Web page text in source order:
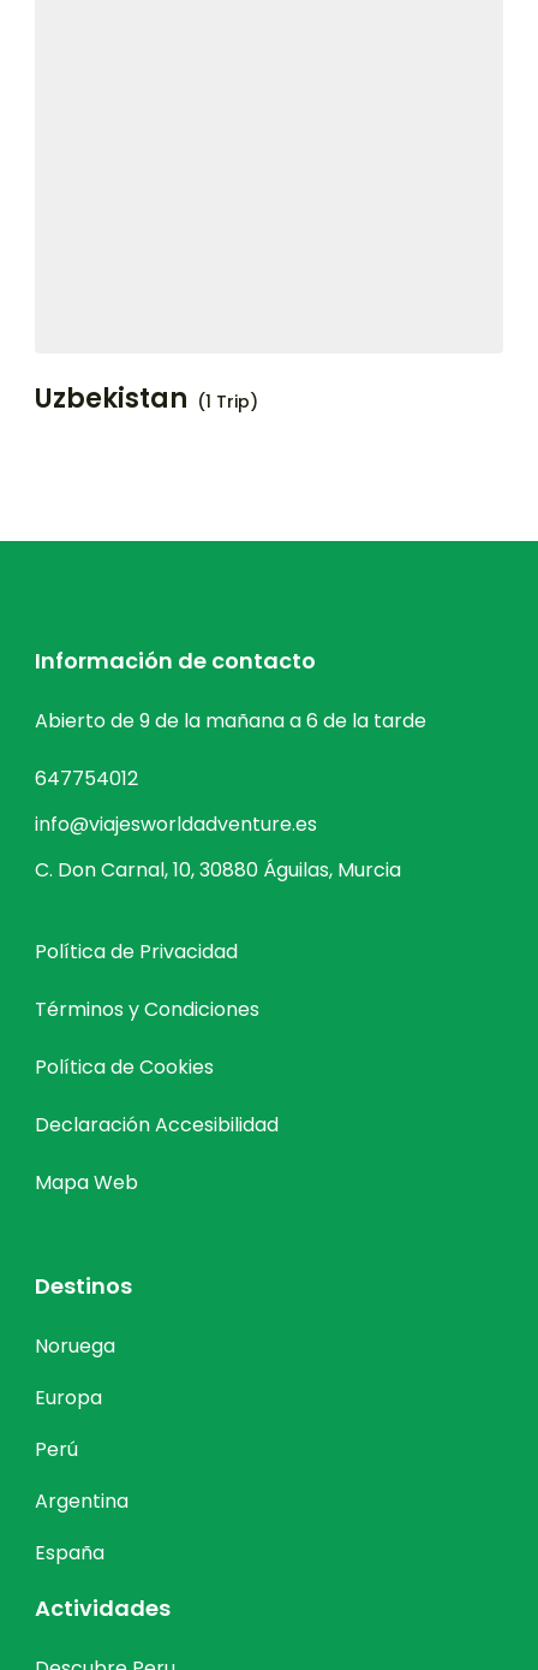
Uzbekistan (1 Trip)
Información de contacto
Abierto de 9 de la mañana a 6 de la tarde
647754012
info@viajesworldadventure.es
C. Don Carnal, 10, 30880 Águilas, Murcia
Política de Privacidad
Términos y Condiciones
Política de Cookies
Declaración Accesibilidad
Mapa Web
Destinos
Noruega
Europa
Perú
Argentina
España
Actividades